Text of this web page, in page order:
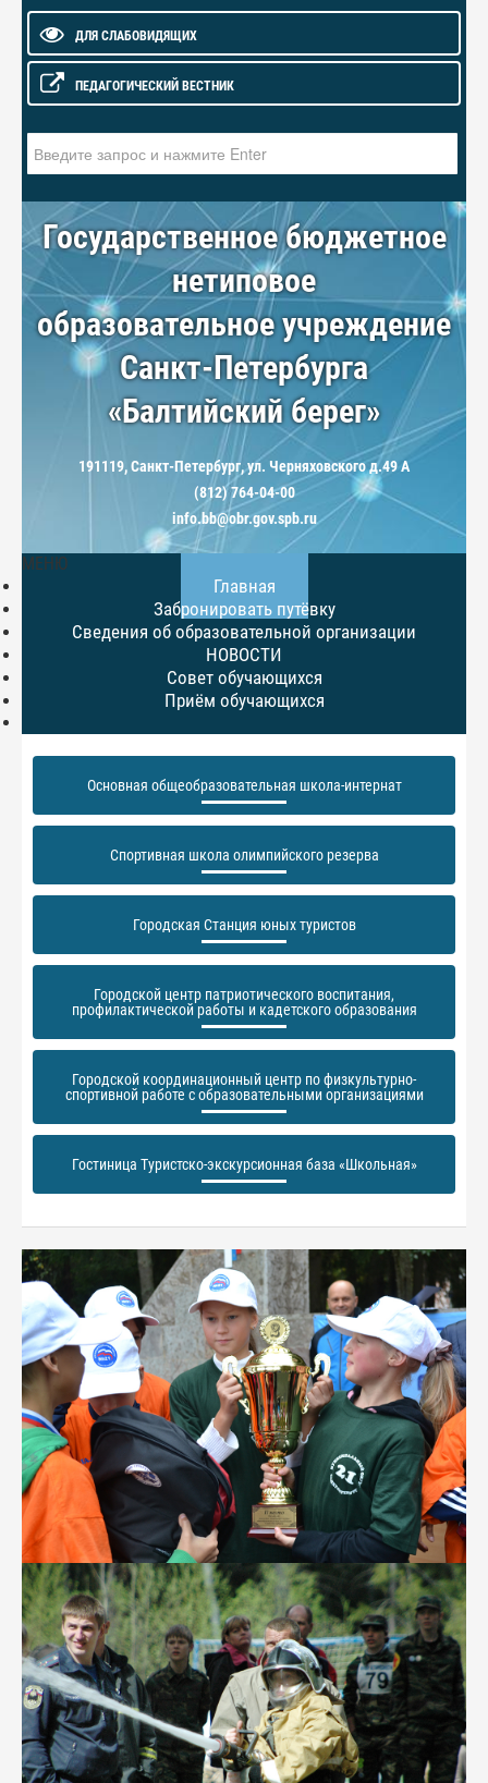
ДЛЯ СЛАБОВИДЯЩИХ
ПЕДАГОГИЧЕСКИЙ ВЕСТНИК
Государственное бюджетное
нетиповое
образовательное учреждение
Санкт-Петербурга
«Балтийский берег»
191119, Санкт-Петербург, ул. Черняховского д.49 А
(812) 764-04-00
info.bb@obr.gov.spb.ru
МЕНЮ
Главная
Забронировать путёвку
Сведения об образовательной организации
НОВОСТИ
Совет обучающихся
Приём обучающихся
Основная общеобразовательная школа-интернат
Спортивная школа олимпийского резерва
Городская Станция юных туристов
Городской центр патриотического воспитания,
профилактической работы и кадетского образования
Городской координационный центр по физкультурно-
спортивной работе с образовательными организациями
Гостиница Туристско-экскурсионная база «Школьная»